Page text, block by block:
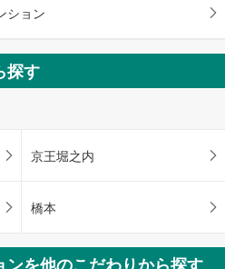
ション
探す
京王堀之内
橋本
を他のこだわりから探す